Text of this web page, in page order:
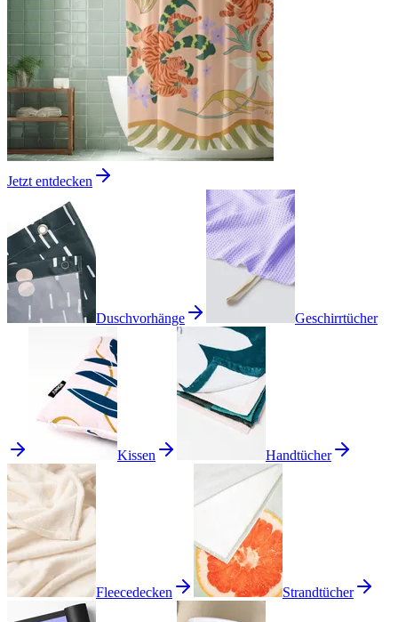
Jetzt entdecken
Duschvorhänge Geschirrtücher
Kissen Handtücher
Fleecedecken Strandtücher